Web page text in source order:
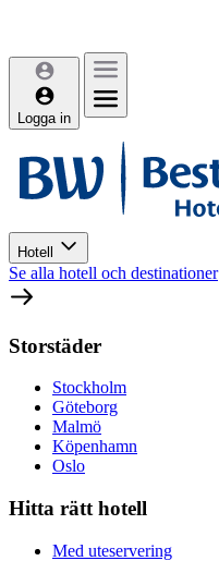
Logga in
Hotell
Se alla hotell och destinationer
Storstäder
Stockholm
Göteborg
Malmö
Köpenhamn
Oslo
Hitta rätt hotell
Med uteservering